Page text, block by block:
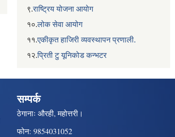
९.राष्ट्रिय योजना आयोग
१०.लोक सेवा आयोग
११.एकीकृत हाजिरी व्यवस्थापन प्रणाली.
१२.प्रिती टु यूनिकोड कन्भटर
सम्पर्क
ठेगानाः औरही, महोत्तरी।
फोन: 9854031052